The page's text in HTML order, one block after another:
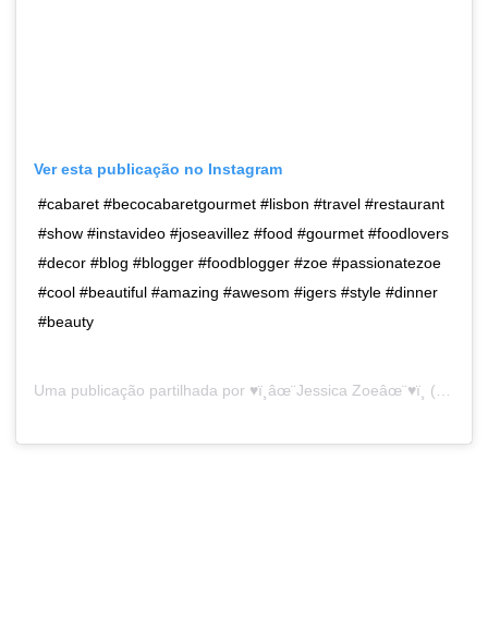
Ver esta publicação no Instagram
#cabaret #becocabaretgourmet #lisbon #travel #restaurant
#show #instavideo #joseavillez #food #gourmet #foodlovers
#decor #blog #blogger #foodblogger #zoe #passionatezoe
#cool #beautiful #amazing #awesom #igers #style #dinner
#beauty
Uma publicação partilhada por ♥ï¸âœ¨Jessica Zoeâœ¨♥ï¸ (@passionatezoe) a3 de Mar, 2019 às 12:33 PST